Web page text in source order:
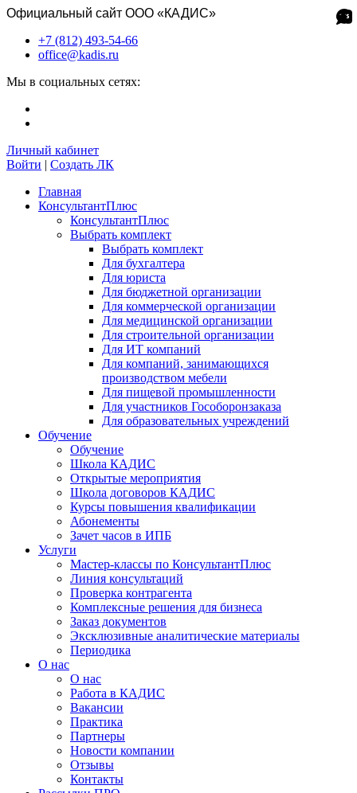
Официальный сайт ООО «КАДИС»
+7 (812) 493-54-66
office@kadis.ru
Мы в социальных сетях:
Личный кабинет
Войти | Создать ЛК
Главная
КонсультантПлюс
КонсультантПлюс
Выбрать комплект
Выбрать комплект
Для бухгалтера
Для юриста
Для бюджетной организации
Для коммерческой организации
Для медицинской организации
Для строительной организации
Для ИТ компаний
Для компаний, занимающихся
производством мебели
Для пищевой промышленности
Для участников Гособоронзаказа
Для образовательных учреждений
Обучение
Обучение
Школа КАДИС
Открытые мероприятия
Школа договоров КАДИС
Курсы повышения квалификации
Абонементы
Зачет часов в ИПБ
Услуги
Мастер-классы по КонсультантПлюс
Линия консультаций
Проверка контрагента
Комплексные решения для бизнеса
Заказ документов
Эксклюзивные аналитические материалы
Периодика
О нас
О нас
Работа в КАДИС
Вакансии
Практика
Партнеры
Новости компании
Отзывы
Контакты